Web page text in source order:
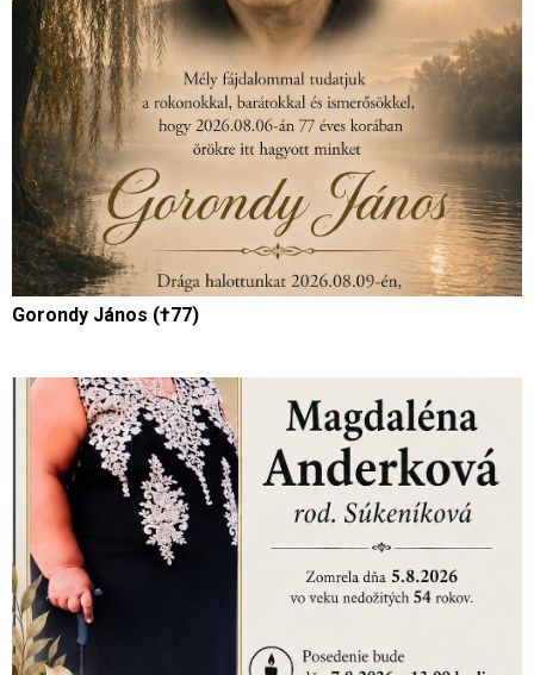
Gorondy János (†77)